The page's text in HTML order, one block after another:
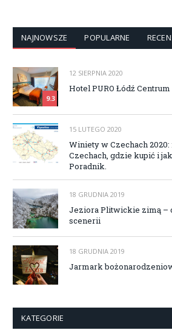
NAJNOWSZE POPULARNE
9.3
12 SIERPNIA 2020
Hotel PURO Łódź
15 LUTEGO 2020
Winiety w Czechach
Czechach, gdzie kupić i
Poradnik.
18 GRUDNIA 2019
Jeziora Plitwickie zimą –
scenerii
18 GRUDNIA 2019
Jarmark
KATEGORIE